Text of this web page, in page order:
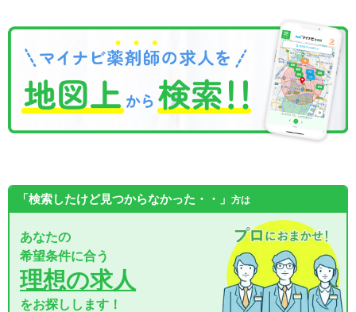
「検索したけど見つからなかった・・」 方は
あなたの
希望条件に合う
理想の求人
をお探しします！